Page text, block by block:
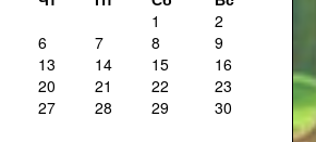
1
2
6 7 8
9
13 14 15
16
20 21 22
23
27 28 29
30